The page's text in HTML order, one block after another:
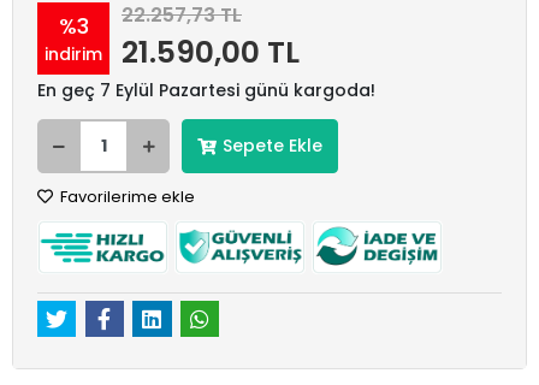
%3
indirim
22.257,73 TL
21.590,00 TL
En geç 7 Eylül Pazartesi günü kargoda!
Sepete Ekle
Favorilerime ekle